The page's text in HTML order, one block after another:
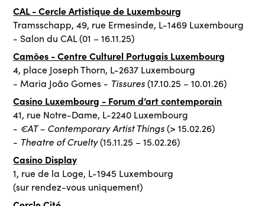
CAL - Cercle Artistique de Luxembourg
Tramsschapp, 49, rue Ermesinde, L-1469 Luxembourg
- Salon du CAL (01 – 16.11.25)
Camões - Centre Culturel Portugais Luxembourg
4, place Joseph Thorn, L-2637 Luxembourg
- Maria João Gomes - Tissures(17.10.25 – 10.01.26)
Casino Luxembourg - Forum d’art contemporain
41, rue Notre-Dame, L-2240 Luxembourg
- €AT – Contemporary Artist Things(> 15.02.26)
- Theatre of Cruelty(15.11.25 – 15.02.26)
Casino Display
1, rue de la Loge, L-1945 Luxembourg
(sur rendez-vous uniquement)